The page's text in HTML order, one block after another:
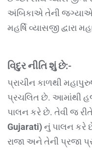
અંબિકાએ તેની જગ્યાએ
મહર્ષિ વ્યાસજી દ્વારા
વિદુર નીતિ શું છે:-
પ્રાચીન કાળથી
પ્રચલિત છે. આમાંથી
પાલન કરે છે. તેવી જ
Gujarati)નું પાલન કરે
રાજા અને તેની પ્રજા